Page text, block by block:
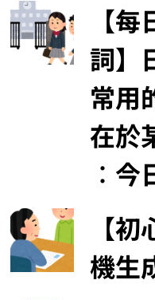
【
詞】
常用
在於
︰今
【
機生